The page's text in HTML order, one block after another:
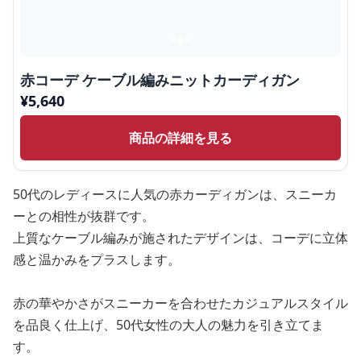
赤コーデ ケーブル編みニットカーディガン
¥5,640
商品の詳細を見る
50代のレディースに人気の赤カーディガンは、スニーカ
ーとの相性が抜群です。
上質なケーブル編みが施されたデザインは、コーデに立体
感と温かみをプラスします。
赤の華やかさがスニーカーを合わせたカジュアルスタイル
を品良く仕上げ、50代女性の大人の魅力を引き立てま
す。